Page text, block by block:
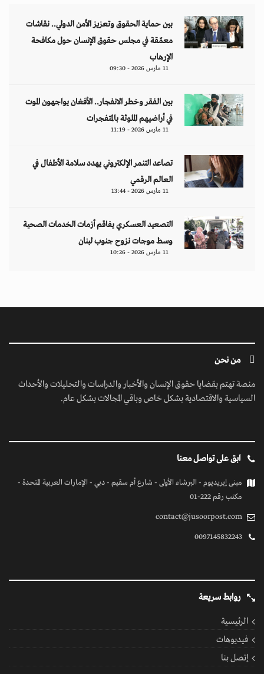
بين حماية الحقوق وتعزيز الأمن الدولي.. نقاشات
معمّقة في مجلس حقوق الإنسان حول مكافحة
الإرهاب
11 مارس 2026 - 09:30
بين الفقر وخطر الانفجار.. الأفغان يواجهون الموت
في أراضيهم الملوثة بالمتفجرات
11 مارس 2026 - 11:19
تصاعد التنمر الإلكتروني يهدد سلامة الأطفال في
العالم الرقمي
11 مارس 2026 - 13:44
التصعيد العسكري يفاقم أزمات الخدمات الصحية
وسط موجات نزوح جنوب لبنان
11 مارس 2026 - 10:26
من نحن
منصة تهتم بقضايا حقوق الإنسان والأخبار والدراسات والتحليلات والأحداث
السياسية والاقتصادية بشكل خاص وباقي المجالات بشكل عام.
ابق على تواصل معنا
مبنى إيريديوم - البرشاء الأولى - شارع أم سقيم - دبي - الإمارات العربية المتحدة -
مكتب رقم 222-01
contact@jusoorpost.com
0097145832243
روابط سريعة
الرئيسية
فيديوهات
إتصل بنا